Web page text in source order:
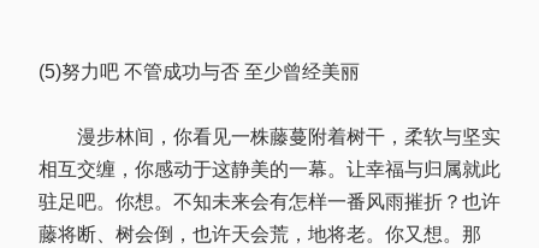
(5)努力吧 不管成功与否 至少曾经美丽
漫步林间，你看见一株藤蔓附着树干，柔软与坚实
相互交缠，你感动于这静美的一幕。让幸福与归属就此
驻足吧。你想。不知未来会有怎样一番风雨摧折？也许
藤将断、树会倒，也许天会荒，地将老。你又想。那